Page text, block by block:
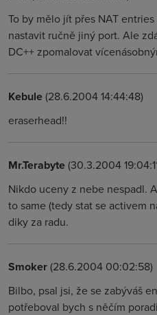
To by mělo jít přes NAT
nastavit ručně jiný port. Ale
DC++ zpomalovat
Kebule(28.6.2004 14:44:48)
eraserhead!!
Mr.Terabyte(30.3.2004
Nikdo uceny z nebe nespadl.
to same (tedy stat se activem
diky za radu.
Smoker(28.6.2004 00:02:58)
Bilbo, psal jsi, že se zabýváš
potřeboval bych s něčím